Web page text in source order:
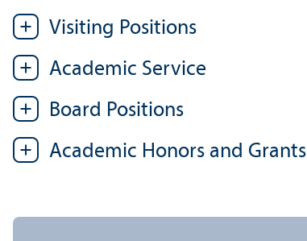
Visiting Positions
Academic Service
Board Positions
Academic Honors and Grants